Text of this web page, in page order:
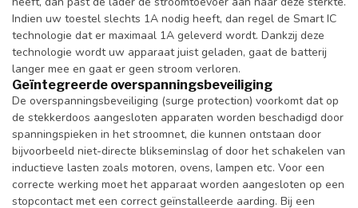
Indien uw toestel slechts 1A nodig heeft, dan regel de Smart IC
technologie dat er maximaal 1A geleverd wordt. Dankzij deze
technologie wordt uw apparaat juist geladen, gaat de batterij
langer mee en gaat er geen stroom verloren.
Geïntegreerde overspanningsbeveiliging
De overspanningsbeveiliging (surge protection) voorkomt dat op
de stekkerdoos aangesloten apparaten worden beschadigd door
spanningspieken in het stroomnet, die kunnen ontstaan door
bijvoorbeeld niet-directe blikseminslag of door het schakelen van
inductieve lasten zoals motoren, ovens, lampen etc. Voor een
correcte werking moet het apparaat worden aangesloten op een
stopcontact met een correct geïnstalleerde aarding. Bij een